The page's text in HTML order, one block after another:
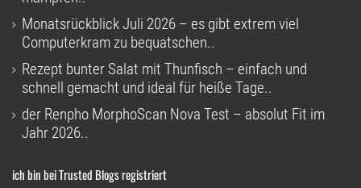
Monatsrückblick Juli 2026 – es gibt extrem viel
Computerkram zu bequatschen..
Rezept bunter Salat mit Thunfisch – einfach und
schnell gemacht und ideal für heiße Tage..
der Renpho MorphoScan Nova Test – absolut Fit im
Jahr 2026..
ich bin bei Trusted Blogs registriert